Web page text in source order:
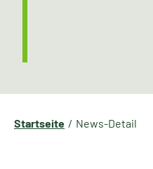
Startseite News-Detail